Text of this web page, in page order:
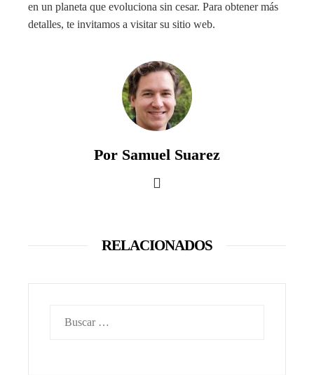
en un planeta que evoluciona sin cesar. Para obtener más
detalles, te invitamos a visitar su sitio web.
Por Samuel Suarez
RELACIONADOS